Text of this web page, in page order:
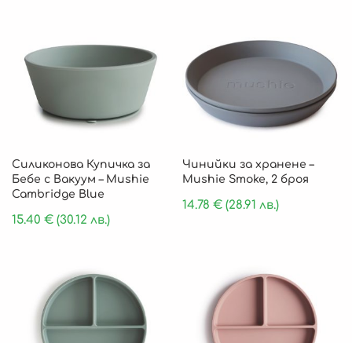
Силиконова Купичка за
Бебе с Вакуум – Mushie
Cambridge Blue
15.40 € (30.12 лв.)
Чинийки за хранене –
Mushie Smoke, 2 броя
14.78€ (28.91 лв.)